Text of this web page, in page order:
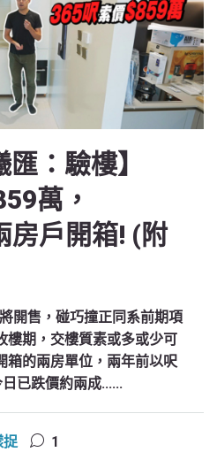
匯：驗樓】
萬，
房戶開箱! (附
開售，碰巧撞正同系前期項
樓期，交樓質素或多或少可
箱的兩房單位，兩年前以呎
已跌價約兩成......
捉 1